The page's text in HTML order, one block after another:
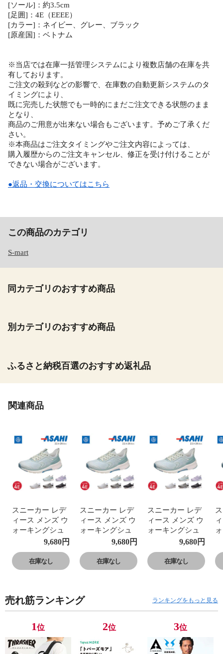
[ソール]：約3.5cm
[足囲]：4E（EEEE）
[カラー]：ネイビー、グレー、ブラック
[原産国]：ベトナム
※当店では在庫一括管理システムにより複数店舗の在庫を共
有しております。
ご注文の殺到などの影響で、在庫数の自動更新システムのタ
イミングにより、
既に完売した状態でも一時的にまだご注文できる状態のまま
となり、
商品のご用意が出来ない場合もございます。予めご了承くだ
さい。
※本商品はご注文タイミングやご注文内容によっては、
購入履歴からのご注文キャンセル、修正を受け付けることが
できない場合がございます。
●返品・交換についてはこちら
この商品のカテゴリ
S-mart
同カテゴリのおすすめ商品
別カテゴリのおすすめ商品
ふるさと納税百選のおすすめ返礼品
関連商品
スニーカー レデ
ィース メンズ ウ
ォーキングシュ
ーズ 幅広 反射材
ア 黒 ブラック
グレー 白 ホワイ
9,680円
在庫なし
スニーカー レデ
ィース メンズ ウ
ォーキングシュ
ーズ 幅広 反射材
ア 黒 ブラック
グレー 白 ホワイ
9,680円
在庫なし
スニーカー レデ
ィース メンズ ウ
ォーキングシュ
ーズ 幅広 反射材
ア 黒 ブラック
グレー 白 ホワイ
9,680円
在庫なし
売れ筋ランキング ランキングをもっと見る
1位 2位 3位